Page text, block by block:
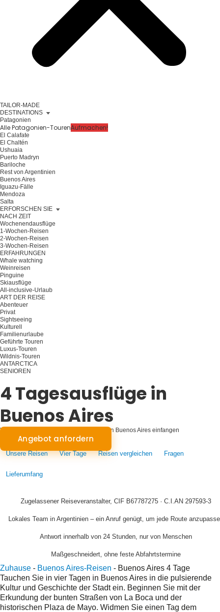
TAILOR-MADE
DESTINATIONS
Patagonien
Alle Patagonien-TourenAufmachen!
El Calafate
El Chaltén
Ushuaia
Puerto Madryn
Bariloche
Rest von Argentinien
Buenos Aires
Iguazu-Fälle
Mendoza
Salta
ERFORSCHEN SIE
NACH ZEIT
Wochenendausflüge
1-Wochen-Reisen
2-Wochen-Reisen
3-Wochen-Reisen
ERFAHRUNGEN
Whale watching
Weinreisen
Pinguine
Skiausflüge
All-inclusive-Urlaub
ART DER REISE
Abenteuer
Privat
Sightseeing
Kulturell
Familienurlaube
Geführte Touren
Luxus-Touren
Wildnis-Touren
ANTARCTICA
SENIOREN
4 Tagesausflüge in
Buenos Aires
Vier Tage der Entdeckung: Die Essenz von Buenos Aires einfangen
Angebot anfordern
Unsere Reisen Vier Tage Reisen vergleichen Fragen
Lieferumfang
Zugelassener Reiseveranstalter, CIF B67787275 · C.I.AN 297593-3
Lokales Team in Argentinien – ein Anruf genügt, um jede Route
Antwort innerhalb von 24 Stunden, nur von Menschen
Maßgeschneidert, ohne feste Abfahrtstermine
Zuhause - Buenos Aires-Reisen - Buenos Aires 4 Tage
Tauchen Sie in vier Tagen in Buenos Aires in die pulsierende
Kultur und Geschichte der Stadt ein. Beginnen Sie mit der
Erkundung der bunten Straßen von La Boca und der
historischen Plaza de Mayo. Widmen Sie einen Tag dem